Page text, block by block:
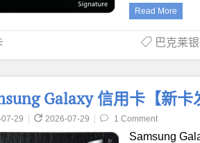
Read More
巴克莱
Galaxy 信用卡【新卡
29 2026-07-29 1 Comment
Samsung